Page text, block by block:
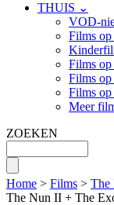
THUIS ⌄
VOD-
Films
Films
Films op
Films
Meer
ZOEKEN
Home > Films > The
The Nun II + The